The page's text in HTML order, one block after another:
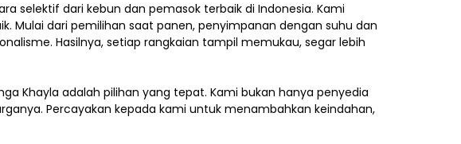
selektif dari kebun dan pemasok terbaik di Indonesia. Kami
Mulai dari pemilihan saat panen, penyimpanan dengan suhu dan
Hasilnya, setiap rangkaian tampil memukau, segar lebih
Khayla adalah pilihan yang tepat. Kami bukan hanya penyedia
Percayakan kepada kami untuk menambahkan keindahan,